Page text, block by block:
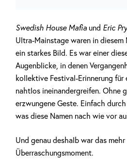
Swedish House Mafia und Eric
Ultra-Mainstage waren in diesem
ein starkes Bild. Es war einer
Augenblicke, in denen
kollektive Festival-Erinnerung für
nahtlos ineinandergreifen. Ohne
erzwungene Geste. Einfach
was diese Namen nach wie vor
Und genau deshalb war das mehr
Überraschungsmoment.